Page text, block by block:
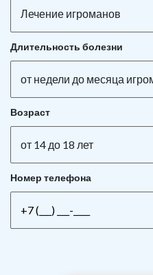
Лечение игроманов
Длительность болезни
от недели до месяца
Возраст
от 14 до 18 лет
Номер телефона